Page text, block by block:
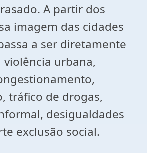
A partir dos
imagem das cidades
a ser diretamente
violência urbana,
tráfico de drogas,
desigualdades
exclusão social.